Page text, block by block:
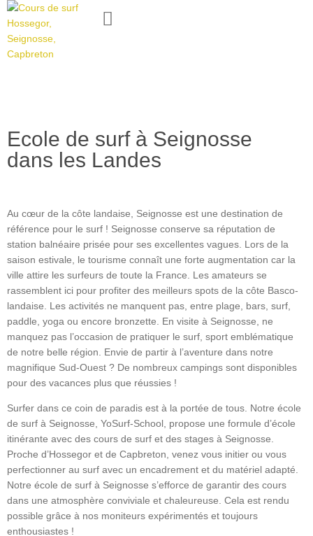
Ecole de surf à Seignosse
dans les Landes
Au cœur de la côte landaise, Seignosse est une destination de
référence pour le surf ! Seignosse conserve sa réputation de
station balnéaire prisée pour ses excellentes vagues. Lors de la
saison estivale, le tourisme connaît une forte augmentation car la
ville attire les surfeurs de toute la France. Les amateurs se
rassemblent ici pour profiter des meilleurs spots de la côte Basco-
landaise. Les activités ne manquent pas, entre plage, bars, surf,
paddle, yoga ou encore bronzette. En visite à Seignosse, ne
manquez pas l’occasion de pratiquer le surf, sport emblématique
de notre belle région. Envie de partir à l’aventure dans notre
magnifique Sud-Ouest ? De nombreux campings sont disponibles
pour des vacances plus que réussies !
Surfer dans ce coin de paradis est à la portée de tous. Notre école
de surf à Seignosse, YoSurf-School, propose une formule d’école
itinérante avec des cours de surf et des stages à Seignosse.
Proche d’Hossegor et de Capbreton, venez vous initier ou vous
perfectionner au surf avec un encadrement et du matériel adapté.
Notre école de surf à Seignosse s’efforce de garantir des cours
dans une atmosphère conviviale et chaleureuse. Cela est rendu
possible grâce à nos moniteurs expérimentés et toujours
enthousiastes !